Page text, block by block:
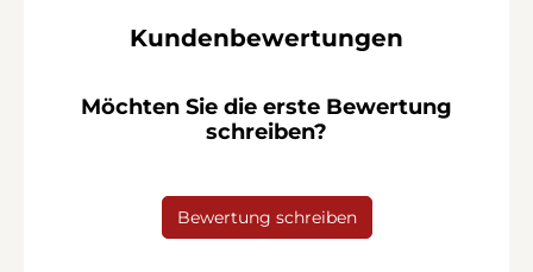
Kundenbewertungen
Möchten Sie die erste Bewertung
schreiben?
Bewertung schreiben